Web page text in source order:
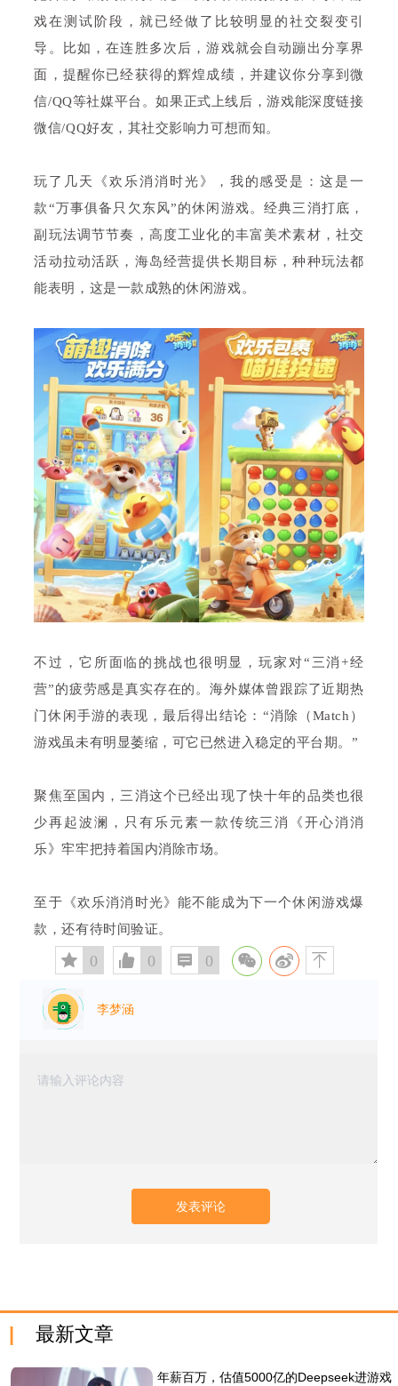
戏在测试阶段，就已经做了比较明显的社交裂变引
导。比如，在连胜多次后，游戏就会自动蹦出分享界
面，提醒你已经获得的辉煌成绩，并建议你分享到微
信/QQ等社媒平台。如果正式上线后，游戏能深度链接
微信/QQ好友，其社交影响力可想而知。
玩了几天《欢乐消消时光》，我的感受是：这是一
款“万事俱备只欠东风”的休闲游戏。经典三消打底，
副玩法调节节奏，高度工业化的丰富美术素材，社交
活动拉动活跃，海岛经营提供长期目标，种种玩法都
能表明，这是一款成熟的休闲游戏。
不过，它所面临的挑战也很明显，玩家对“三消+经
营”的疲劳感是真实存在的。海外媒体曾跟踪了近期热
门休闲手游的表现，最后得出结论：“消除（Match）
游戏虽未有明显萎缩，可它已然进入稳定的平台期。”
聚焦至国内，三消这个已经出现了快十年的品类也很
少再起波澜，只有 乐元素一款传统三消《开心消消
乐》牢牢把持着国内消除市场。
至于《欢乐消消时光》能不能成为下一个休闲游戏爆
款，还有待时间验证。
󰅄 0  0  0 
李梦涵
最新文章
年薪百万，估值5000亿的Deepseek进游戏